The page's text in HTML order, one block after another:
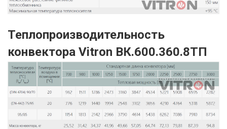
Теплопроизводительность
конвектора Vitron ВК.600.360.8ТП